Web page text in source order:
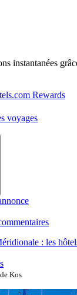
instantanées
Rewards
voyages
: les
Kos